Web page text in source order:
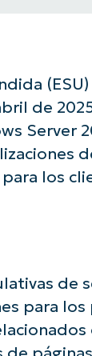
de
Server
los
de
para